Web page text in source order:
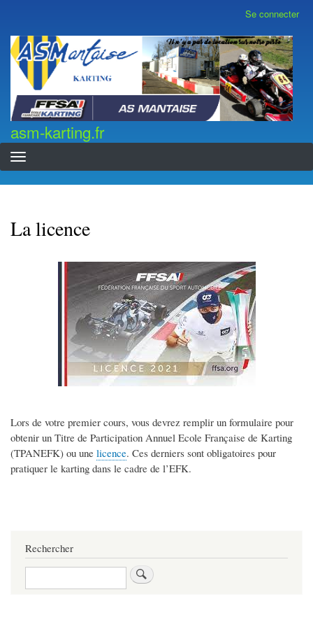
contenu
principal
compte
de
l'utilisateur
Se connecter
asm-karting.fr
asm-karting.fr
La licence
Lors de votre premier cours, vous devrez remplir un formulaire pour
obtenir un Titre de Participation Annuel Ecole Française de Karting
(TPANEFK) ou une licence. Ces derniers sont obligatoires pour
pratiquer le karting dans le cadre de l’EFK.
Rechercher
Rechercher